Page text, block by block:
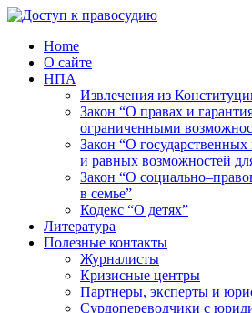
Home
О сайте
НПА
Извлечения из
Закон “О правах и
ограниченными
Закон “О
и равных возможностей
Закон “О
в семье”
Кодекс “О детях”
Литература
Полезные контакты
Журналисты
Кризисные центры
Партнеры, эксперты и
Сурдопереводчики с